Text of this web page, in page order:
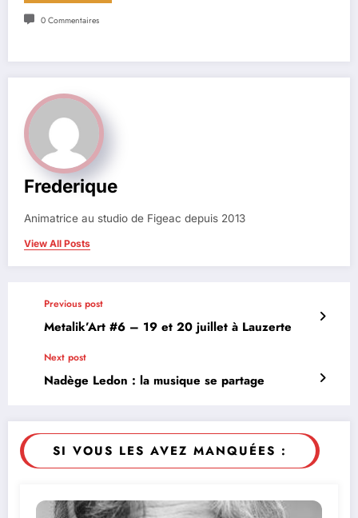
0 Commentaires
Frederique
Animatrice au studio de Figeac depuis 2013
View All Posts
Previous post
Metalik’Art #6 – 19 et 20 juillet à Lauzerte
Next post
Nadège Ledon : la musique se partage
SI VOUS LES AVEZ MANQUÉES :